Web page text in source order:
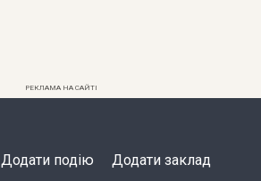
РЕКЛАМА НА САЙТІ
Додати подію Додати заклад